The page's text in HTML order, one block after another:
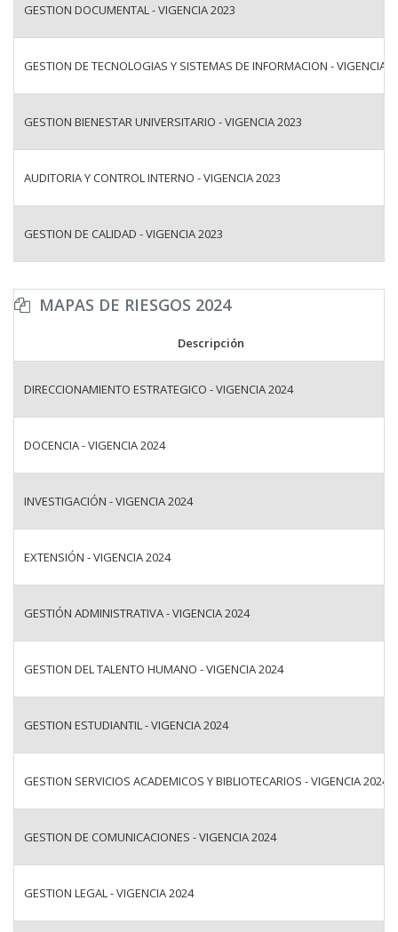
GESTION DOCUMENTAL - VIGENCIA 2023
GESTION DE TECNOLOGIAS Y SISTEMAS DE INFORMACION - VIGENCIA
GESTION BIENESTAR UNIVERSITARIO - VIGENCIA 2023
AUDITORIA Y CONTROL INTERNO - VIGENCIA 2023
GESTION DE CALIDAD - VIGENCIA 2023
MAPAS DE RIESGOS 2024
Descripción
DIRECCIONAMIENTO ESTRATEGICO - VIGENCIA 2024
DOCENCIA - VIGENCIA 2024
INVESTIGACIÓN - VIGENCIA 2024
EXTENSIÓN - VIGENCIA 2024
GESTIÓN ADMINISTRATIVA - VIGENCIA 2024
GESTION DEL TALENTO HUMANO - VIGENCIA 2024
GESTION ESTUDIANTIL - VIGENCIA 2024
GESTION SERVICIOS ACADEMICOS Y BIBLIOTECARIOS - VIGENCIA 2024
GESTION DE COMUNICACIONES - VIGENCIA 2024
GESTION LEGAL - VIGENCIA 2024